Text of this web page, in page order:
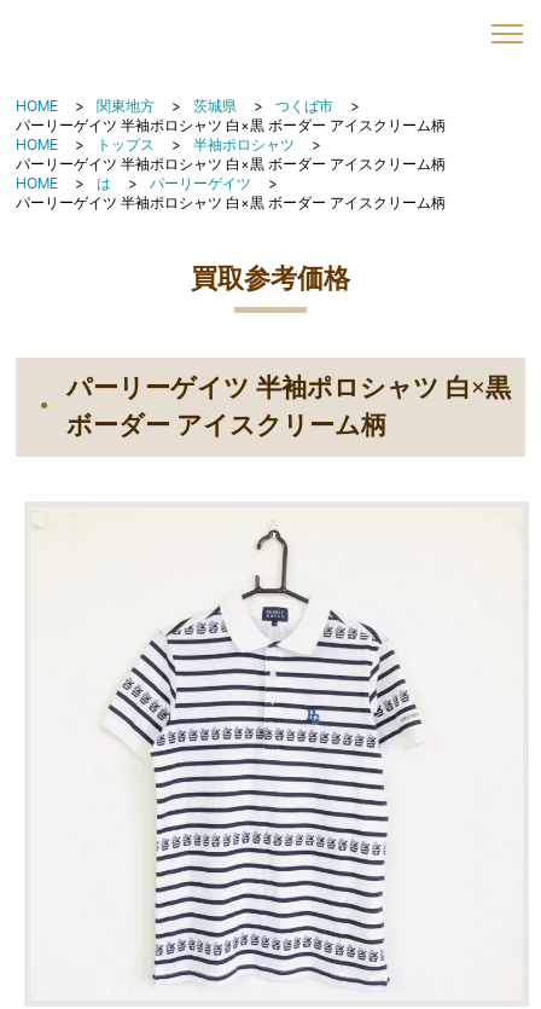
HOME 関東地方 茨城県
つくば市
パーリーゲイツ 半袖ポロシャツ 白×黒 ボーダー アイスクリーム柄
HOME
トップス
半袖ポロシャツ
パーリーゲイツ 半袖ポロシャツ 白×黒 ボーダー アイスクリーム柄
HOME
は
パーリーゲイツ
パーリーゲイツ 半袖ポロシャツ 白×黒 ボーダー アイスクリーム柄
買取参考価格
パーリーゲイツ 半袖ポロシャツ 白×黒
ボーダー アイスクリーム柄